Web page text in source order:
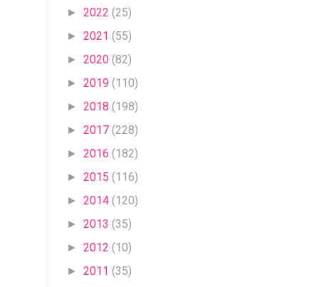
► 2022 (25)
► 2021 (55)
► 2020 (82)
► 2019 (110)
► 2018 (198)
► 2017 (228)
► 2016 (182)
► 2015 (116)
► 2014 (120)
► 2013 (35)
► 2012 (10)
► 2011 (35)